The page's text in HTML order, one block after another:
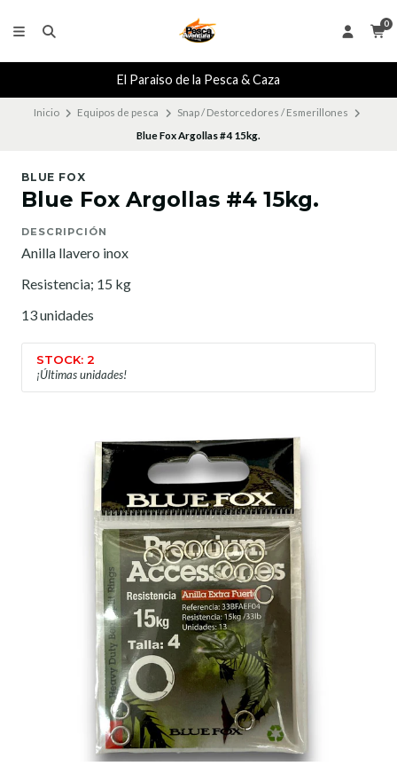
0
El Paraiso de la Pesca & Caza
Inicio Equipos de pesca
Snap / Destorcedores / Esmerillones
Blue Fox Argollas #4 15kg.
BLUE FOX
Blue Fox Argollas #4 15kg.
DESCRIPCIÓN
Anilla llavero inox
Resistencia; 15 kg
13 unidades
STOCK: 2
¡Últimas unidades!